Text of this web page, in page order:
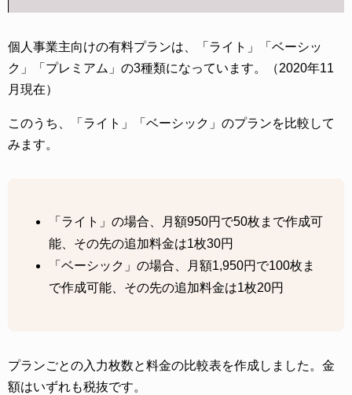
個人事業主向けの有料プランは、「ライト」「ベーシッ
ク」「プレミアム」の3種類になっています。（2020年11
月現在）
このうち、「ライト」「ベーシック」のプランを比較して
みます。
「ライト」の場合、月額950円で50枚まで作成可
能、その先の追加料金は1枚30円
「ベーシック」の場合、月額1,950円で100枚ま
で作成可能、その先の追加料金は1枚20円
プランごとの入力枚数と料金の比較表を作成しました。金
額はいずれも税抜です。